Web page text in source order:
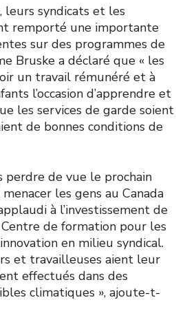
leurs syndicats et les
remporté une importante
sur des programmes de
Bruske a déclaré que « les
un travail rémunéré et à
l’occasion d’apprendre et
les services de garde soient
de bonnes conditions de
perdre de vue le prochain
les gens au Canada
à l’investissement de
de formation pour les
en milieu syndical.
et travailleuses aient leur
effectués dans des
climatiques », ajoute-t-